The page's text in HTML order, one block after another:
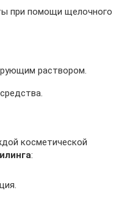
при помощи щелочного
раствором.
косметической
: